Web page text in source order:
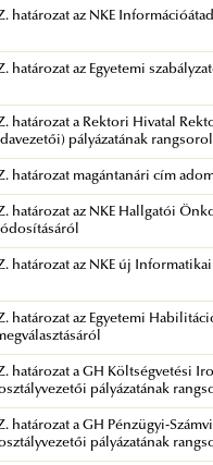
határozat az NKE
határozat az Egyetemi
határozat a Rektori Hivatal
pályázatának
határozat magántanári cím
határozat az NKE Hallgatói
határozat az NKE új
határozat az Egyetemi
határozat a GH Költségvetési
pályázatának
határozat a GH Pénzügyi-
pályázatának